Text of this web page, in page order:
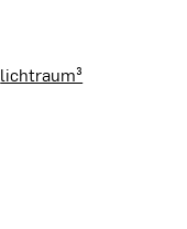
lichtraum³